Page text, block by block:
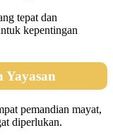
tepat dan
kepentingan
Yayasan
pemandian mayat,
diperlukan.